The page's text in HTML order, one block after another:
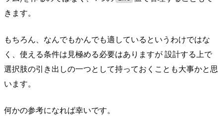
きます。
もちろん、なんでもかんでも適しているというわけではな
く、使える条件は見極める必要はありますが 設計する上で
選択肢の引き出しの一つとして持っておくことも大事かと思
います。
何かの参考になれば幸いです。